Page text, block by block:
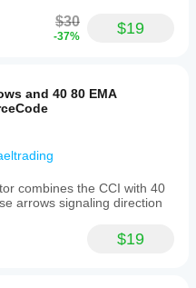
$30
-37% $19
and 40 80 EMA
combines the CCI with 40
arrows signaling direction
$19